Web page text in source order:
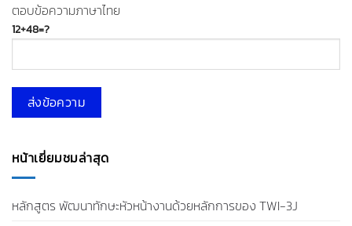
ตอบข้อความภาษาไทย
12+48=?
หน้าเยี่ยมชมล่าสุด
หลักสูตร พัฒนาทักษะหัวหน้างานด้วยหลักการของ TWI-3J